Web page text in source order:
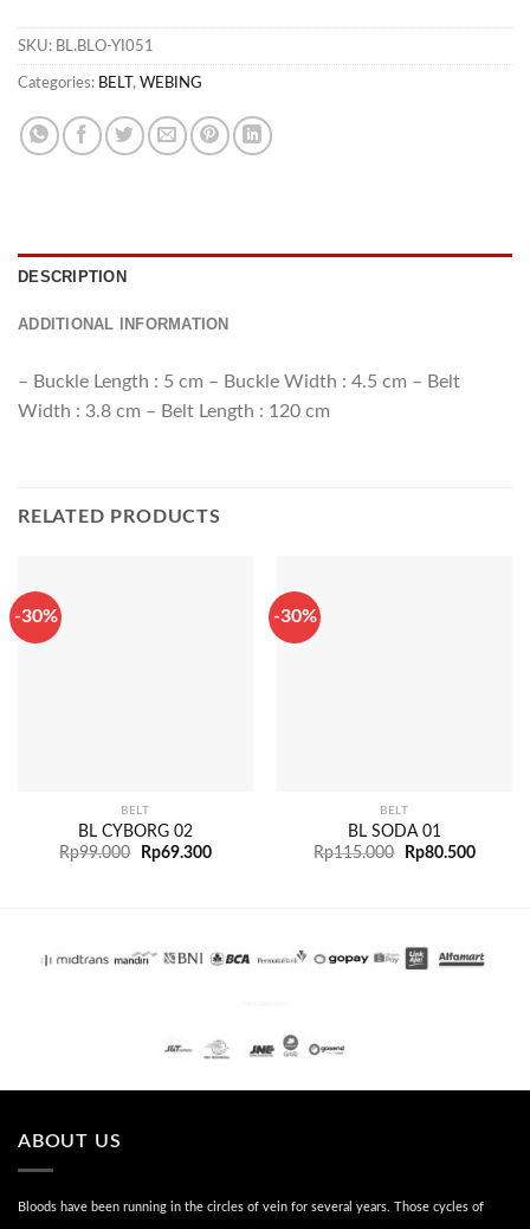
SKU: BL.BLO-YI051
Categories: BELT , WEBING
DESCRIPTION
ADDITIONAL INFORMATION
– Buckle Length : 5 cm – Buckle Width : 4.5 cm – Belt
Width : 3.8 cm – Belt Length : 120 cm
RELATED PRODUCTS
-30%
BELT
BL CYBORG 02
Rp99.000 Rp69.300
-30%
BELT
BL SODA 01
Rp115.000 Rp80.500
ABOUT US
Bloods have been running in the circles of vein for several years. Those cycles of